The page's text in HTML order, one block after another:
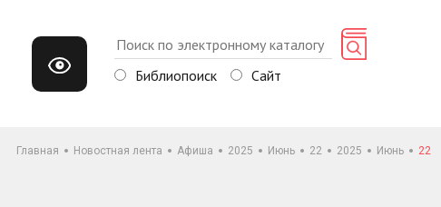
Библиопоиск Сайт
Главная Новостная лента Афиша 2025 Июнь 22 2025 Июнь 22